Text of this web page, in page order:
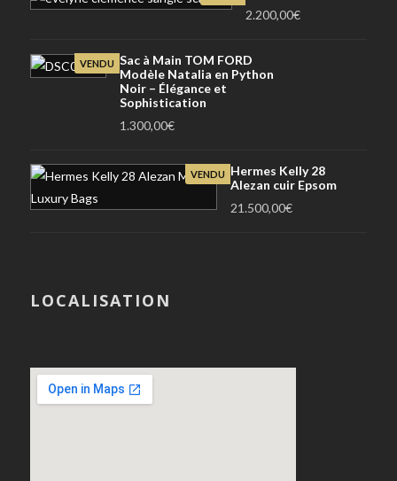
2.200,00€
VENDU Sac à Main TOM FORD
Modèle Natalia en Python
Noir – Élégance et
Sophistication
1.300,00€
VENDU
Hermes Kelly 28
Alezan cuir Epsom
21.500,00€
LOCALISATION